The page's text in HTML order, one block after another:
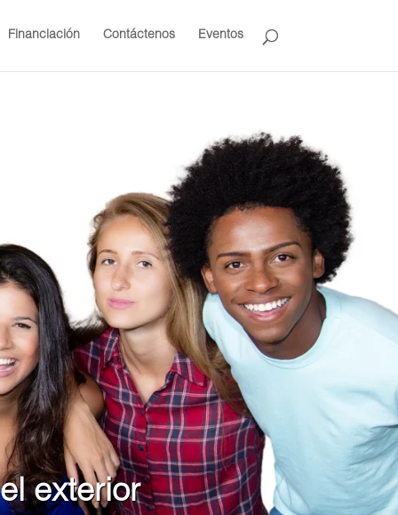
Financiación Contáctenos Eventos
exterior